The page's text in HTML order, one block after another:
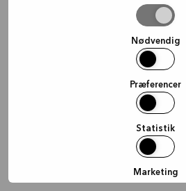
Nødvendig
Præferencer
Statistik
Marketing